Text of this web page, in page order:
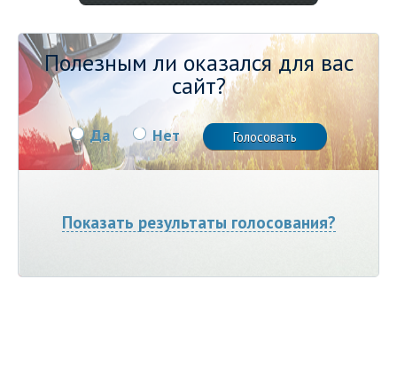
Полезным ли оказался для вас
сайт?
Да Нет
Показать результаты голосования?